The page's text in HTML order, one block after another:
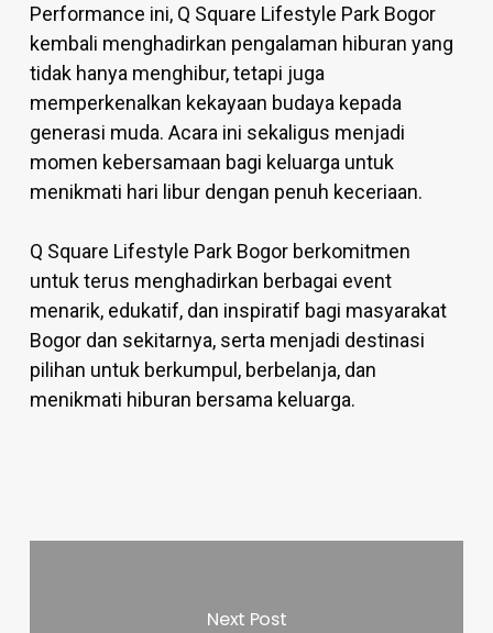
Performance ini, Q Square Lifestyle Park Bogor
kembali menghadirkan pengalaman hiburan yang
tidak hanya menghibur, tetapi juga
memperkenalkan kekayaan budaya kepada
generasi muda. Acara ini sekaligus menjadi
momen kebersamaan bagi keluarga untuk
menikmati hari libur dengan penuh keceriaan.
Q Square Lifestyle Park Bogor berkomitmen
untuk terus menghadirkan berbagai event
menarik, edukatif, dan inspiratif bagi masyarakat
Bogor dan sekitarnya, serta menjadi destinasi
pilihan untuk berkumpul, berbelanja, dan
menikmati hiburan bersama keluarga.
Next Post